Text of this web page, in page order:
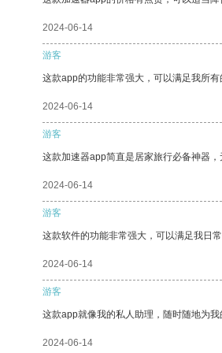
2024-06-14
游客
这款app的功能非常强大，可以满足我所
2024-06-14
游客
这款加速器app简直是居家旅行必备神器
2024-06-14
游客
这款软件的功能非常强大，可以满足我日常
2024-06-14
游客
这款app就像我的私人助理，随时随地为我
2024-06-14